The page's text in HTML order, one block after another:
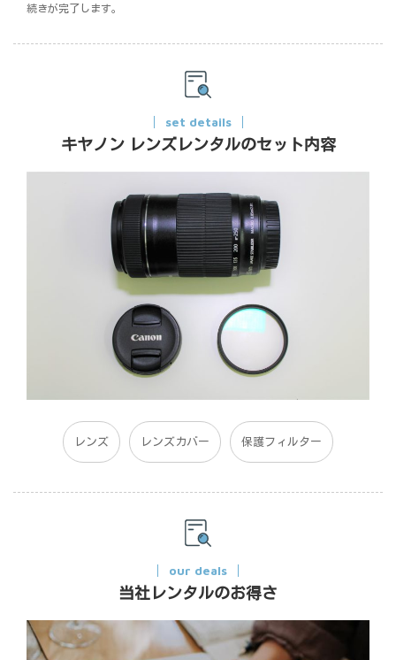
続きが完了します。
set details
キヤノン レンズレンタルのセット内容
レンズ レンズカバー 保護フィルター
our deals
当社レンタルのお得さ